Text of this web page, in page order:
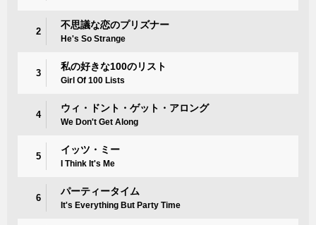
2
不思議な恋のプリズナー
He's So Strange
3
私の好きな100のリスト
Girl Of 100 Lists
4
ウィ・ドント・ゲット・アロング
We Don't Get Along
5
イッツ・ミー
I Think It's Me
6
パーティータイム
It's Everything But Party Time